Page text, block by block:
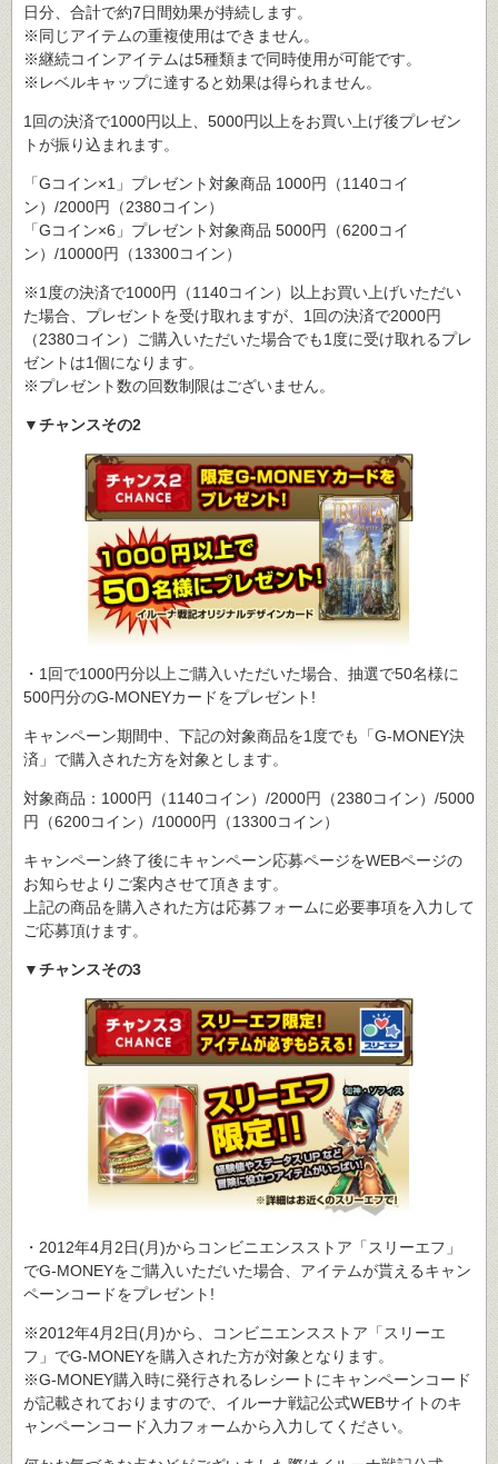
日分、合計で約7日間効果が持続します。
※同じアイテムの重複使用はできません。
※継続コインアイテムは5種類まで同時使用が可能です。
※レベルキャップに達すると効果は得られません。
1回の決済で1000円以上、5000円以上をお買い上げ後プレゼン
トが振り込まれます。
「Gコイン×1」プレゼント対象商品 1000円（1140コイ
ン）/2000円（2380コイン）
「Gコイン×6」プレゼント対象商品 5000円（6200コイ
ン）/10000円（13300コイン）
※1度の決済で1000円（1140コイン）以上お買い上げいただい
た場合、プレゼントを受け取れますが、1回の決済で2000円
（2380コイン）ご購入いただいた場合でも1度に受け取れるプレ
ゼントは1個になります。
※プレゼント数の回数制限はございません。
▼チャンスその2
・1回で1000円分以上ご購入いただいた場合、抽選で50名様に
500円分のG-MONEYカードをプレゼント!
キャンペーン期間中、下記の対象商品を1度でも「G-MONEY決
済」で購入された方を対象とします。
対象商品：1000円（1140コイン）/2000円（2380コイン）/5000
円（6200コイン）/10000円（13300コイン）
キャンペーン終了後にキャンペーン応募ページをWEBページの
お知らせよりご案内させて頂きます。
上記の商品を購入された方は応募フォームに必要事項を入力して
ご応募頂けます。
▼チャンスその3
・2012年4月2日(月)からコンビニエンスストア「スリーエフ」
でG-MONEYをご購入いただいた場合、アイテムが貰えるキャン
ペーンコードをプレゼント!
※2012年4月2日(月)から、コンビニエンスストア「スリーエ
フ」でG-MONEYを購入された方が対象となります。
※G-MONEY購入時に発行されるレシートにキャンペーンコード
が記載されておりますので、イルーナ戦記公式WEBサイトのキ
ャンペーンコード入力フォームから入力してください。